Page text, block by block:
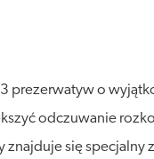
prezerwatyw o
odczuwanie
znajduje się specjalny